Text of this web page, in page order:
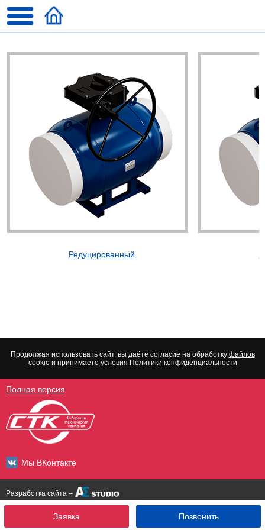
Редуцированный
Продолжая использовать сайт, вы даёте согласие на обработку файлов
cookie и принимаете условия Политики конфиденциальности
Полная версия
Мы ВКонтакте
Разработка сайта –
Заявка Позвонить